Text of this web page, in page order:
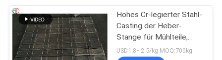
Hohes Cr-legierter Stahl-
Casting der Heber-
Stange für Mühlteile,
haltbares EB2009
USD1.8~2.5/kg MOQ:700kg